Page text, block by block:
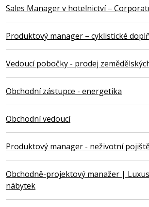
Sales Manager v hotelnictví –
Produktový manager – cyklistické
Vedoucí pobočky - prodej
Obchodní zástupce - energetika
Obchodní vedoucí
Produktový manager - neživotní
Obchodně-projektový manažer |
nábytek